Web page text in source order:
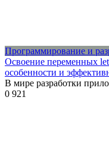
Программирование и
Освоение переменных
особенности и
В мире разработки
0 921